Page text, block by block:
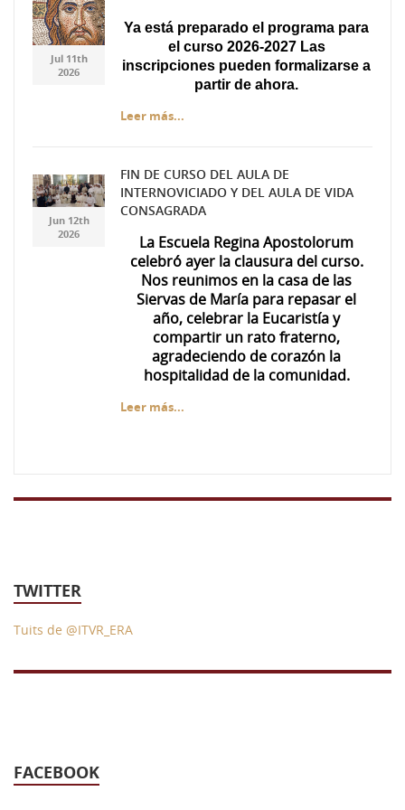
Captura.JPG
Captura.JPG
Jul 11th
2026
Ya está preparado el programa para
el curso 2026-2027 Las
inscripciones pueden formalizarse a
partir de ahora.
Leer más...
7ea3c5ae-f537-447f-
a49d-da71d69674d0.jpg
7ea3c5ae-f537-447f-
a49d-da71d69674d0.jpg
Jun 12th
2026
FIN DE CURSO DEL AULA DE
INTERNOVICIADO Y DEL AULA DE VIDA
CONSAGRADA
La Escuela Regina Apostolorum
celebró ayer la clausura del curso.
Nos reunimos en la casa de las
Siervas de María para repasar el
año, celebrar la Eucaristía y
compartir un rato fraterno,
agradeciendo de corazón la
hospitalidad de la comunidad.
Leer más...
TWITTER
Tuits de @ITVR_ERA
FACEBOOK